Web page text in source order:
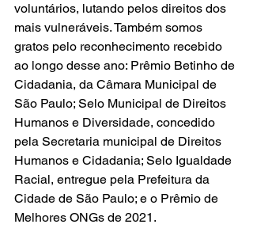
voluntários, lutando pelos direitos dos
mais vulneráveis. Também somos
gratos pelo reconhecimento recebido
ao longo desse ano: Prêmio Betinho de
Cidadania, da Câmara Municipal de
São Paulo; Selo Municipal de Direitos
Humanos e Diversidade, concedido
pela Secretaria municipal de Direitos
Humanos e Cidadania; Selo Igualdade
Racial, entregue pela Prefeitura da
Cidade de São Paulo; e o Prêmio de
Melhores ONGs de 2021.